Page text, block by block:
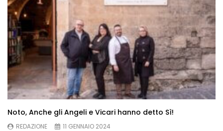
Noto, Anche gli Angeli e Vicari hanno detto Sì!
REDAZIONE
11 GENNAIO 2024